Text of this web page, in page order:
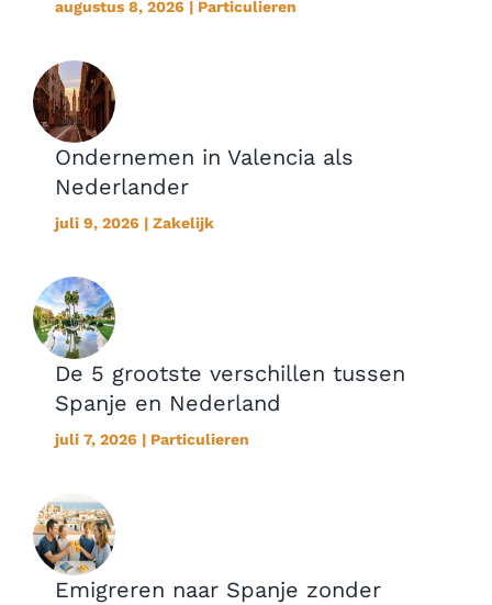
augustus 8, 2026 | Particulieren
Ondernemen in Valencia als
Nederlander
juli 9, 2026 | Zakelijk
De 5 grootste verschillen tussen
Spanje en Nederland
juli 7, 2026 | Particulieren
Emigreren naar Spanje zonder